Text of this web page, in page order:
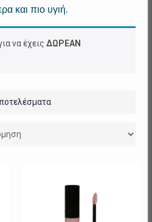
και πιο υγιή.
να έχεις ΔΩΡΕΑΝ